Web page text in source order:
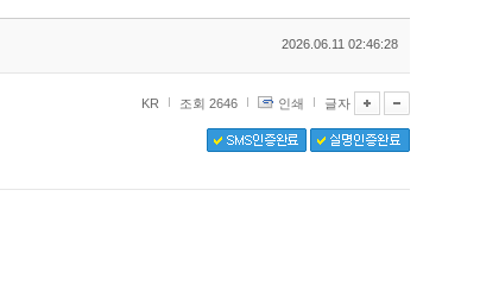
2026.06.11 02:46:28
KR 조회 2646 인쇄 글자